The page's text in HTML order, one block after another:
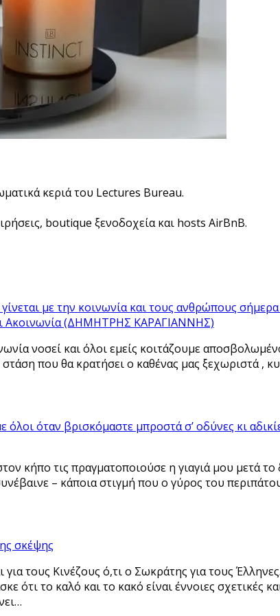
κεριά του Lectures Bureau.
boutique ξενοδοχεία και hosts AirBnB.
με την κοινωνία και τους ανθρώπους
Ακοινωνία (ΔΗΜΗΤΡΗΣ ΚΑΡΑΓΙΑΝΝΗΣ)
νοσεί και όλοι εμείς κοιτάζουμε
στάση που θα κρατήσει ο καθένας μας ξεχωριστά ,
όταν βρισκόμαστε μπροστά σ’ οδύνες κι
κήπο τις πραγματοποιούσε η γιαγιά μου μετά
– κάποια στιγμή που ο γύρος του
σκέψης
για τους Κινέζους ό,τι ο Σωκράτης για τους
ότι το καλό και το κακό είναι έννοιες σχετικές